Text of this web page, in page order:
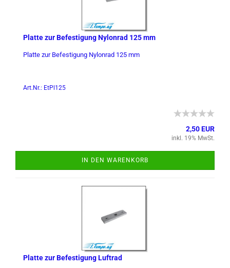
Plat­te zur Be­fes­ti­gung Ny­lon­rad 125 mm
Plat­te zur Be­fes­ti­gung Ny­lon­rad 125 mm
Art.Nr.: EtPl125
2,50 EUR
inkl. 19% MwSt.
IN DEN WARENKORB
Plat­te zur Be­fes­ti­gung Luft­rad